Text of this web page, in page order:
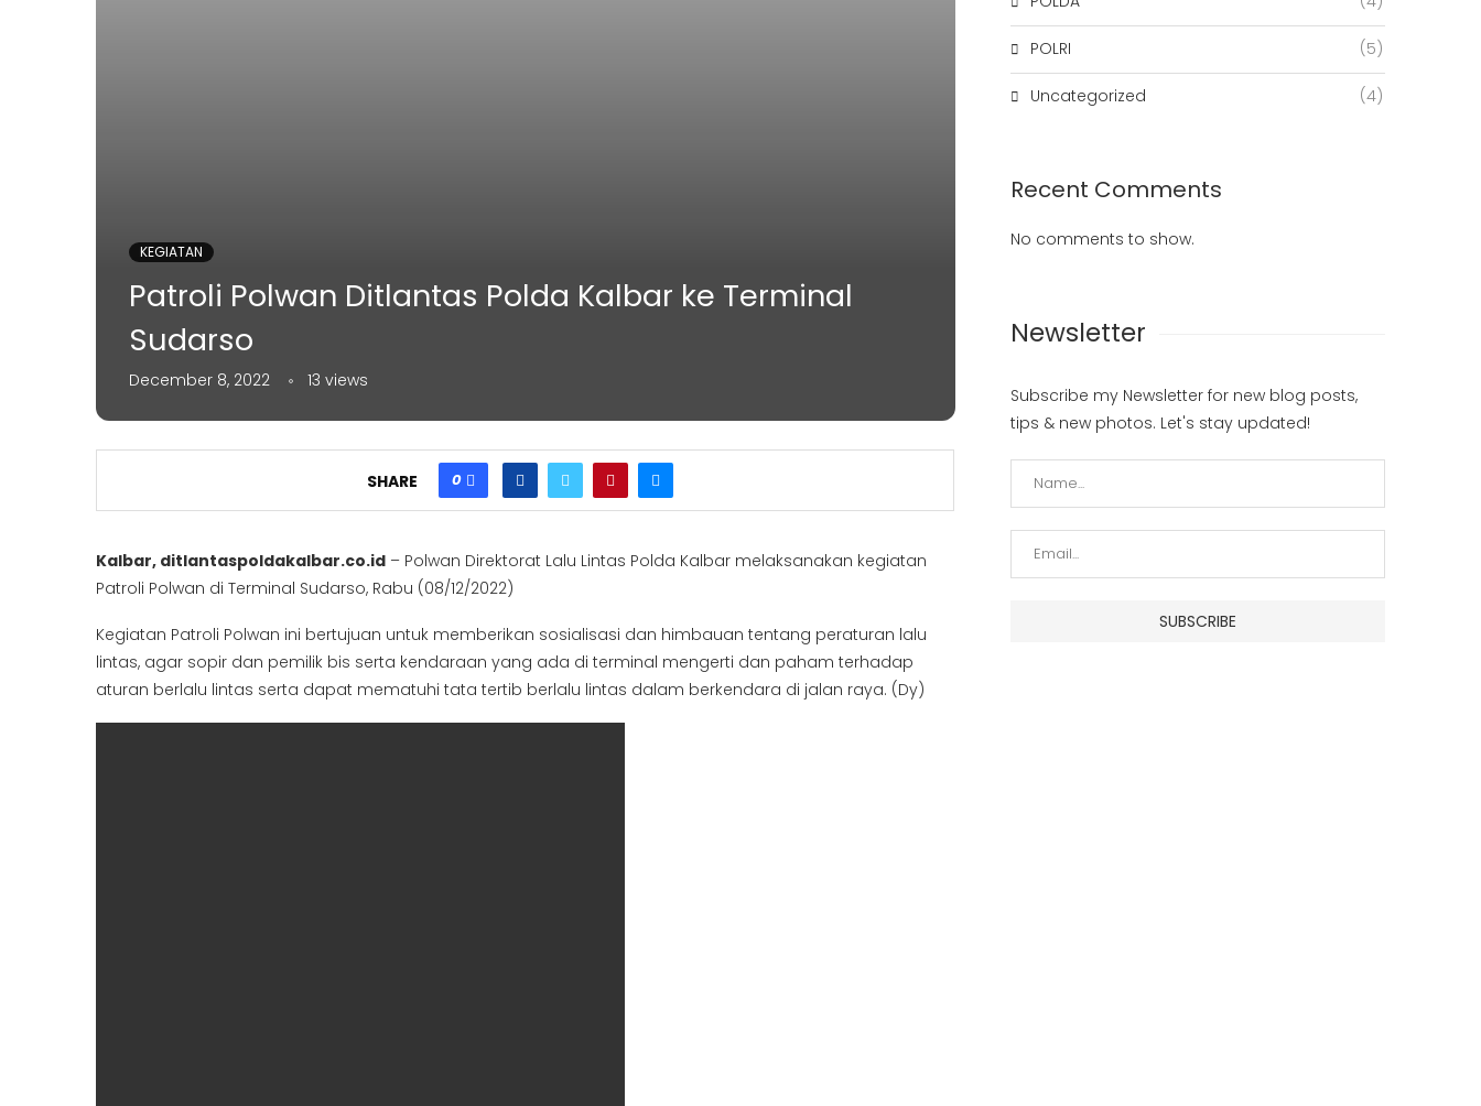
KEGIATAN
Patroli Polwan Ditlantas Polda Kalbar ke Terminal
Sudarso
December 8, 2022 13 views
SHARE 0
Kalbar, ditlantaspoldakalbar.co.id – Polwan Direktorat Lalu Lintas Polda Kalbar melaksanakan kegiatan
Patroli Polwan di Terminal Sudarso, Rabu (08/12/2022)
Kegiatan Patroli Polwan ini bertujuan untuk memberikan sosialisasi dan himbauan tentang peraturan lalu
lintas, agar sopir dan pemilik bis serta kendaraan yang ada di terminal mengerti dan paham terhadap
aturan berlalu lintas serta dapat mematuhi tata tertib berlalu lintas dalam berkendara di jalan raya. (Dy)
POLRI (5)
Uncategorized (4)
Recent Comments
No comments to show.
Newsletter
Subscribe my Newsletter for new blog posts,
tips & new photos. Let's stay updated!